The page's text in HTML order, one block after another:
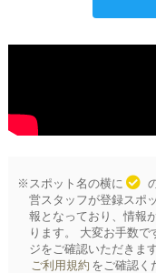
※スポット名の横に
営スタッフが登録スポ
報となっており、情報
ります。 大変お手数
ジをご確認いただきま
ご利用規約 をご確認く